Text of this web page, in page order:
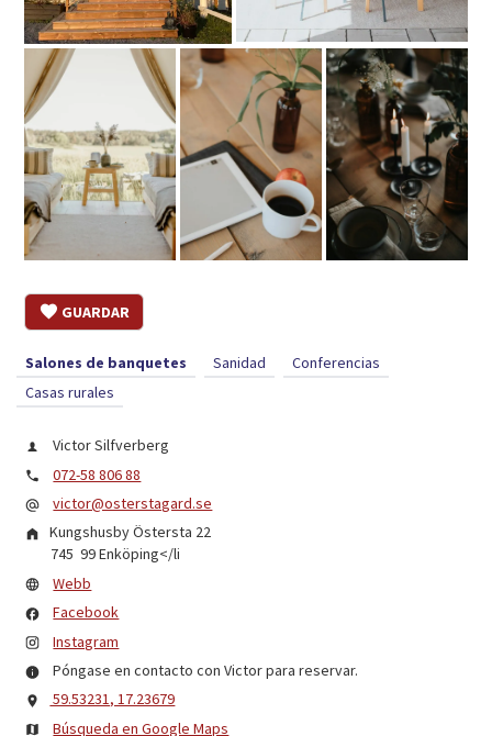
GUARDAR
Salones de banquetes Sanidad
Conferencias
Casas rurales
Victor Silfverberg
072-58 806 88
victor@osterstagard.se
Kungshusby Östersta 22
745 99Enköping</li
Webb
Facebook
Instagram
Póngase en contacto con Victor para reservar.
59.53231, 17.23679
Búsqueda en Google Maps